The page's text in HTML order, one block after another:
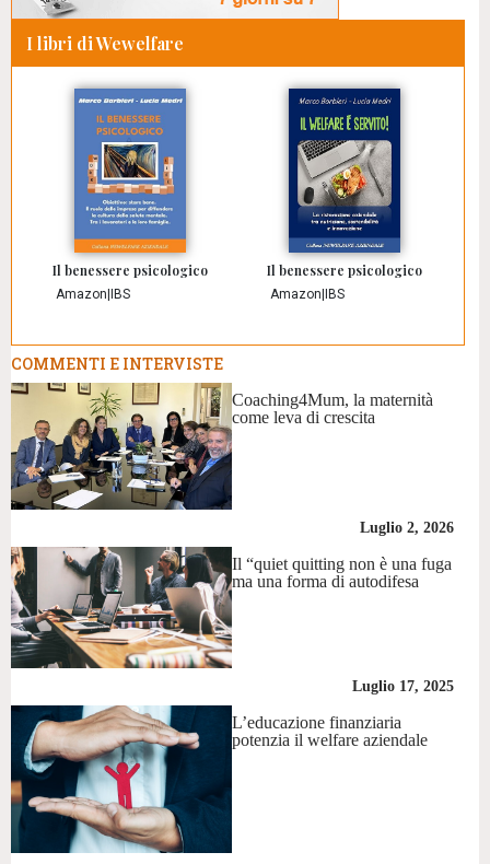
I libri di Wewelfare
Il benessere psicologico
Amazon IBS
Il benessere psicologico
Amazon IBS
COMMENTI E INTERVISTE
Coaching4Mum, la maternità
come leva di crescita
Luglio 2, 2026
Il “quiet quitting non è una fuga
ma una forma di autodifesa
Luglio 17, 2025
L’educazione finanziaria
potenzia il welfare aziendale